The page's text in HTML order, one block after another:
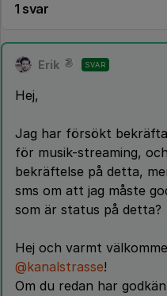
1 svar
Erik SVAR
Hej,
Jag har försökt
för musik-streaming,
bekräftelse på detta,
sms om att jag måste
som är status på detta?
Hej och varmt
@kanalstrasse!
Om du redan har